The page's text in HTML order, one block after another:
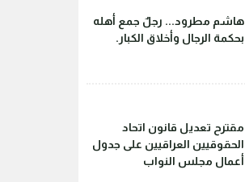
هاشم مطرود... رجلٌ جمع أهله
بحكمة الرجال وأخلاق الكبار.
مقترح تعديل قانون اتحاد
الحقوقيين العراقيين على جدول
أعمال مجلس النواب